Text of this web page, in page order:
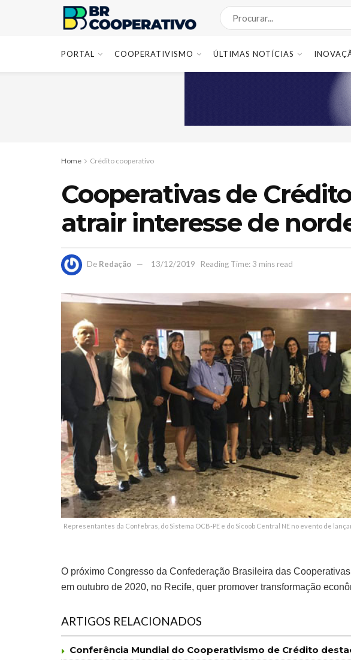
PORTAL COOPERATIVISMO ÚLTIMAS NOTÍCIAS
Home Crédito cooperativo
Cooperativas de
atrair interesse de
De Redação 13/12/2019 Reading Time: 3 mins read
Representantes da Confebras, do Sistema OCB-PE e do Sicoob Central NE no evento de
O próximo Congresso da Confederação Brasileira das
em outubro de 2020, no Recife, quer promover transformação
ARTIGOS RELACIONADOS
Conferência Mundial do Cooperativismo de Crédito